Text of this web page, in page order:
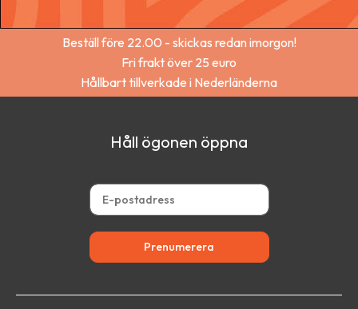
Beställ före 22.00 - skickas redan imorgon!
Fri frakt över 25 euro
Hållbart tillverkade i Nederländerna
Håll ögonen öppna
Prenumerera